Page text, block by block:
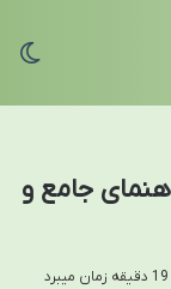
جامع و